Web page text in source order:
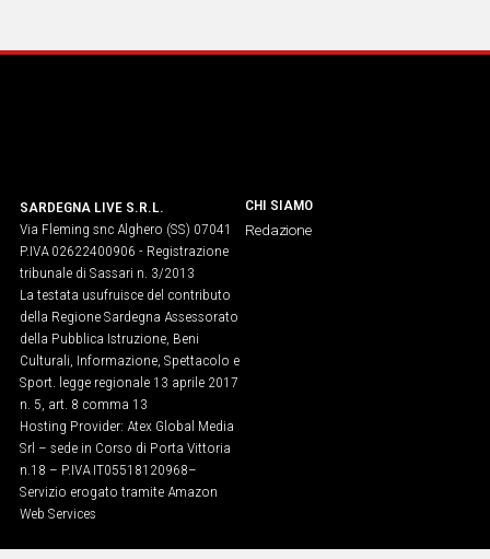
SARDEGNA LIVE S.R.L.
Via Fleming snc Alghero (SS) 07041
P.IVA 02622400906 - Registrazione
tribunale di Sassari n. 3/2013
La testata usufruisce del contributo
della Regione Sardegna Assessorato
della Pubblica Istruzione, Beni
Culturali, Informazione, Spettacolo e
Sport. legge regionale 13 aprile 2017
n. 5, art. 8 comma 13
Hosting Provider: Atex Global Media
Srl – sede in Corso di Porta Vittoria
n.18 – P.IVA IT05518120968​–
Servizio erogato tramite Amazon
Web Services
CHI SIAMO
Redazione